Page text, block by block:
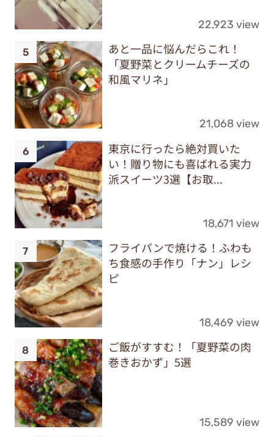
22,923 view
あと一品に悩んだらこれ！
「夏野菜とクリームチーズの
和風マリネ」
21,068 view
東京に行ったら絶対買いた
い！贈り物にも喜ばれる実力
派スイーツ3選【お取...
18,671 view
フライパンで焼ける！ふわも
ち食感の手作り「ナン」レシ
ピ
18,469 view
ご飯がすすむ！「夏野菜の肉
巻きおかず」5選
15,589 view